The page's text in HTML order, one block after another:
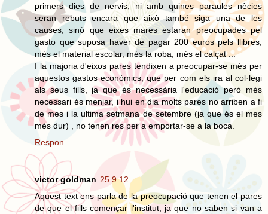
primers dies de nervis, ni amb quines paraules nècies
seran rebuts encara que això també siga una de les
causes, sinó que eixes mares estaran preocupades pel
gasto que suposa haver de pagar 200 euros pels llibres,
més el material escolar, més la roba, més el calçat ...
I la majoria d'eixos pares tendixen a preocupar-se més per
aquestos gastos econòmics, que per com els ira al col·legi
als seus fills, ja que és necessària l'educació però més
necessari és menjar, i hui en dia molts pares no arriben a fi
de mes i la ultima setmana de setembre (ja que és el mes
més dur) , no tenen res per a emportar-se a la boca.
Respon
victor goldman 25.9.12
Aquest text ens parla de la preocupació que tenen el pares
de que el fills començar l'institut, ja que no saben si van a